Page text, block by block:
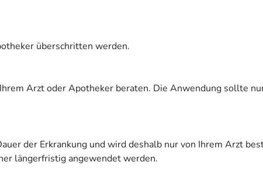
überschritten werden.
Arzt oder Apotheker beraten. Die Anwendung sollte
der Erkrankung und wird deshalb nur von Ihrem Arzt
längerfristig angewendet werden.